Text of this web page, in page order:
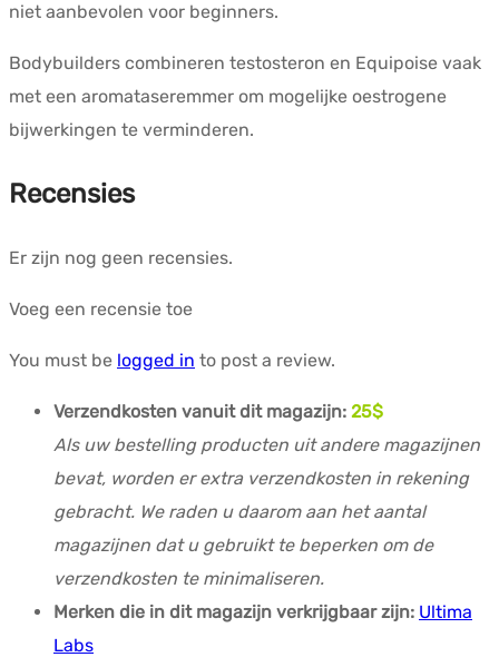
niet aanbevolen voor beginners.
Bodybuilders combineren testosteron en Equipoise vaak
met een aromataseremmer om mogelijke oestrogene
bijwerkingen te verminderen.
Recensies
Er zijn nog geen recensies.
Voeg een recensie toe
You must be logged in to post a review.
Verzendkosten vanuit dit magazijn: 25$
Als uw bestelling producten uit andere magazijnen
bevat, worden er extra verzendkosten in rekening
gebracht. We raden u daarom aan het aantal
magazijnen dat u gebruikt te beperken om de
verzendkosten te minimaliseren.
Merken die in dit magazijn verkrijgbaar zijn: Ultima
Labs